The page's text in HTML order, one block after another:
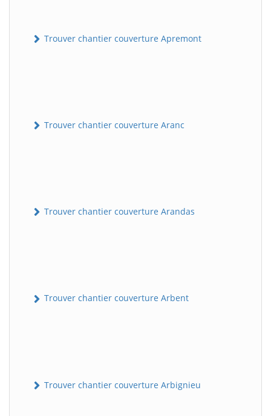
Trouver chantier couverture Apremont
Trouver chantier couverture Aranc
Trouver chantier couverture Arandas
Trouver chantier couverture Arbent
Trouver chantier couverture Arbignieu